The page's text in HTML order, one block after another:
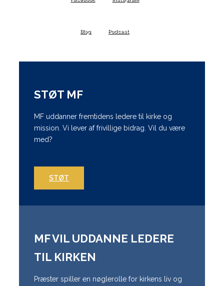
Blog Podcast
STØT MF
MF uddanner fremtidens ledere til kirke og
mission. Vi lever af frivillige bidrag. Vil du være
med?
STØT
MF VIL UDDANNE LEDERE
TIL KIRKEN
Præster spiller en nøglerolle for kirkens liv og